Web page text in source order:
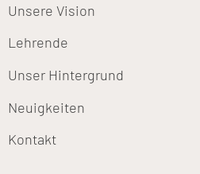
Unsere Vision
Lehrende
Unser Hintergrund
Neuigkeiten
Kontakt